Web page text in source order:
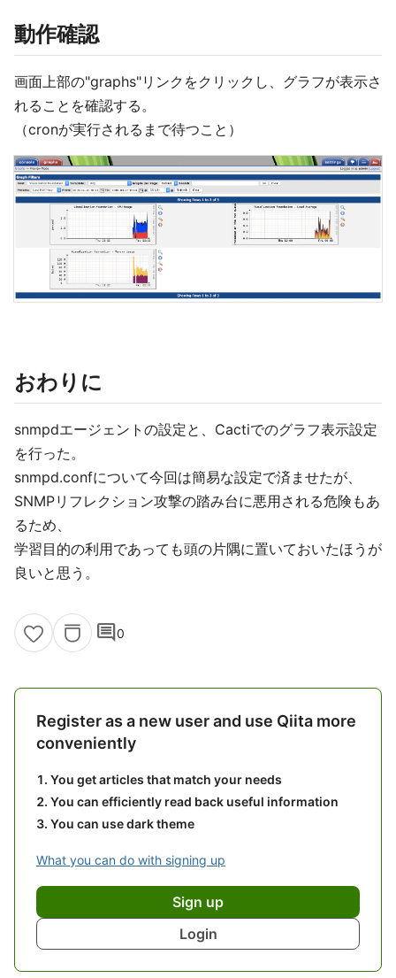
動作確認
画面上部の"graphs"リンクをクリックし、グラフが表示さ
れることを確認する。
（cronが実行されるまで待つこと）
おわりに
snmpdエージェントの設定と、Cactiでのグラフ表示設定
を行った。
snmpd.confについて今回は簡易な設定で済ませたが、
SNMPリフレクション攻撃の踏み台に悪用される危険もあ
るため、
学習目的の利用であっても頭の片隅に置いておいたほうが
良いと思う。
comment0
Register as a new user and use Qiita more
conveniently
You get articles that match your needs
You can efficiently read back useful information
You can use dark theme
What you can do with signing up
Sign up
Login